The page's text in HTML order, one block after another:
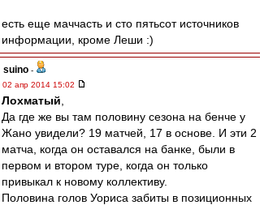
есть еще маччасть и сто пятьсот источников
информации, кроме Леши :)
suino -
02 апр 2014 15:02
Лохматый
Да где же вы там половину сезона на бенче у
Жано увидели? 19 матчей, 17 в основе. И эти 2
матча, когда он оставался на банке, были в
первом и втором туре, когда он только
привыкал к новому коллективу.
Половина голов Уориса забиты в позиционных